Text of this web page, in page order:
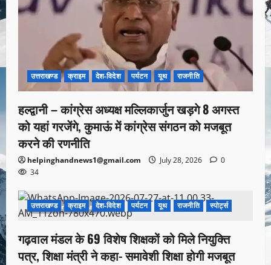
उत्तराखण्ड क्राइम देश-विदेश पर्यटन यूथ राजनीति
हल्द्वानी – कांग्रेस अध्यक्ष मल्लिकार्जुन खड़गे 8 अगस्त
को यहां गरजेंगे, कुमाऊं में कांग्रेस संगठन को मजबूत
करने की रणनीति
helpinghandnews1@gmail.com July 28, 2026
0
34
1 minute read
उत्तराखण्ड क्राइम देश-विदेश पर्यटन यूथ राजनीति स्पोर्ट्स
गढ़वाल मंडल के 69 विशेष शिक्षकों को मिले नियुक्ति
पत्र, शिक्षा मंत्री ने कहा- समावेशी शिक्षा होगी मजबूत